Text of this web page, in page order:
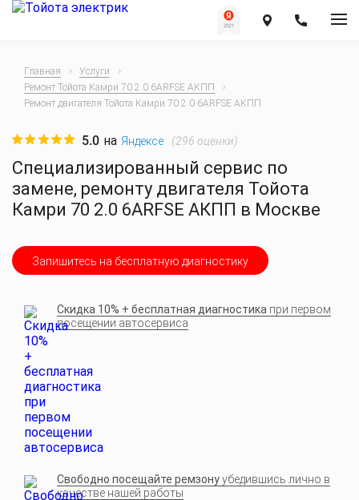
Главная
Услуги
Ремонт Тойота Камри 70 2.0 6ARFSE АКПП
Ремонт двигателя Тойота Камри 70 2.0 6ARFSE АКПП
Специализированный сервис по
замене, ремонту двигателя Тойота
Камри 70 2.0 6ARFSE АКПП в Москве
5.0 на Яндексе (296 оценки)
Запишитесь на бесплатную диагностику
Скидка 10% + бесплатная диагностика при первом
посещении автосервиса
Свободно посещайте ремзонуубедившись лично в
качестве нашей работы